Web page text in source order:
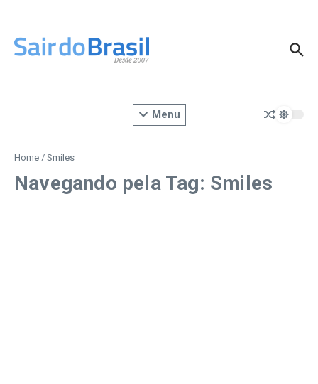
Menu
Home / Smiles
Navegando pela Tag: Smiles